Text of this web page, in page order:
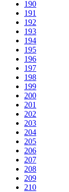
190
191
192
193
194
195
196
197
198
199
200
201
202
203
204
205
206
207
208
209
210